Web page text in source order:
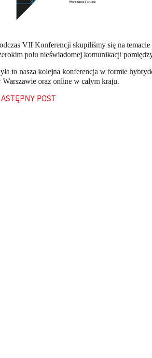
VII Konferencji skupiliśmy się na
polu nieświadomej komunikacji
to nasza kolejna konferencja w formie
Warszawie oraz online w całym kraju.
POST